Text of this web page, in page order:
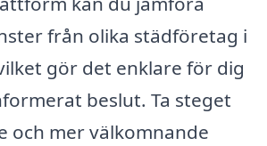
från olika städföretag i
gör det enklare för dig
beslut. Ta steget
och mer välkomnande